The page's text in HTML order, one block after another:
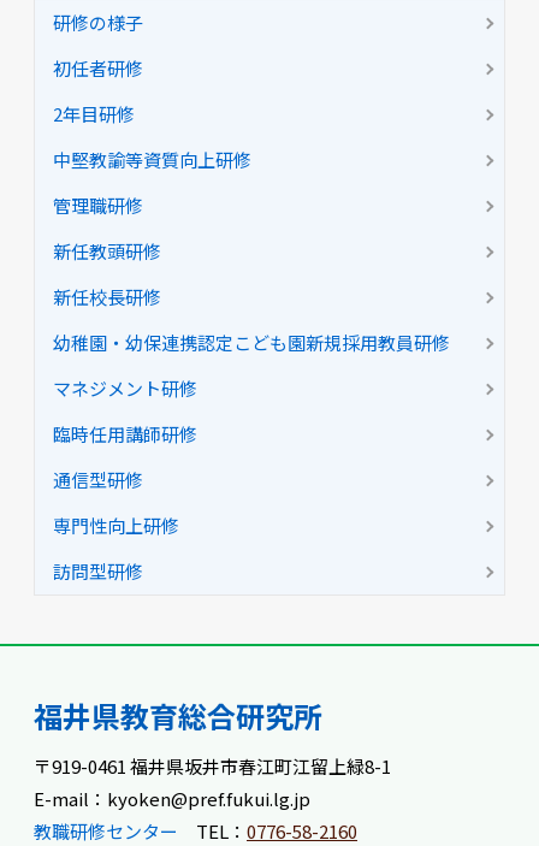
研修の様子
初任者研修
2年目研修
中堅教諭等資質向上研修
管理職研修
新任教頭研修
新任校長研修
幼稚園・幼保連携認定こども園新規採用教員研修
マネジメント研修
臨時任用講師研修
通信型研修
専門性向上研修
訪問型研修
福井県教育総合研究所
〒919-0461 福井県坂井市春江町江留上緑8-1
E-mail：kyoken@pref.fukui.lg.jp
教職研修センター
TEL： 0776-58-2160